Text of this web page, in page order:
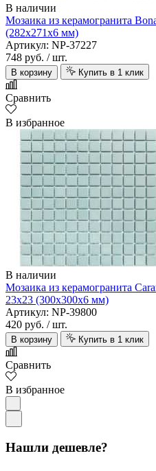
В наличии
Мозаика из керамогранита
(282х271х6 мм)
Артикул: NP-37227
748 руб. / шт.
В корзину Купить в 1 клик
Сравнить
В избранное
В наличии
Мозаика из керамогранита
23х23 (300х300х6 мм)
Артикул: NP-39800
420 руб. / шт.
В корзину Купить в 1 клик
Сравнить
В избранное
Нашли дешевле?